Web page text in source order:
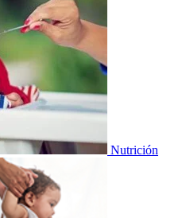
Nutrición